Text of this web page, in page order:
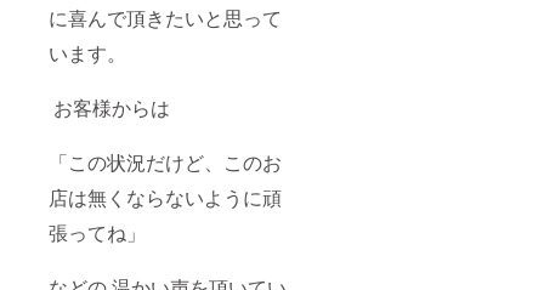
に喜んで頂きたいと思って
います。
お客様からは
「この状況だけど、このお
店は無くならないように頑
張ってね」